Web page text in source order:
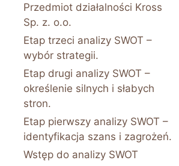
Przedmiot działalności Kross
Sp. z. o.o.
Etap trzeci analizy SWOT –
wybór strategii.
Etap drugi analizy SWOT –
określenie silnych i słabych
stron.
Etap pierwszy analizy SWOT –
identyfikacja szans i zagrożeń.
Wstęp do analizy SWOT